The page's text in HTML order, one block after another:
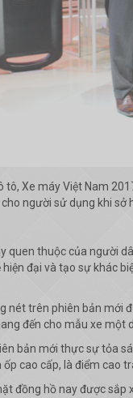
tô, Xe máy Việt Nam
người sử dụng khi sở
quen thuộc của người
đại và tạo sự khác
nét trên phiên bản mới
đến cho mẫu xe một
bản mới thực sự tỏa
cao cấp, là điểm cao
đồng hồ nay được